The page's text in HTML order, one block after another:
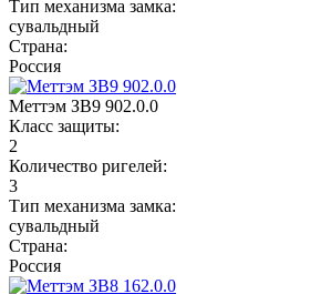
Тип механизма замка:
сувальдный
Страна:
Россия
Меттэм ЗВ9 902.0.0
Класс защиты:
2
Количество ригелей:
3
Тип механизма замка:
сувальдный
Страна:
Россия